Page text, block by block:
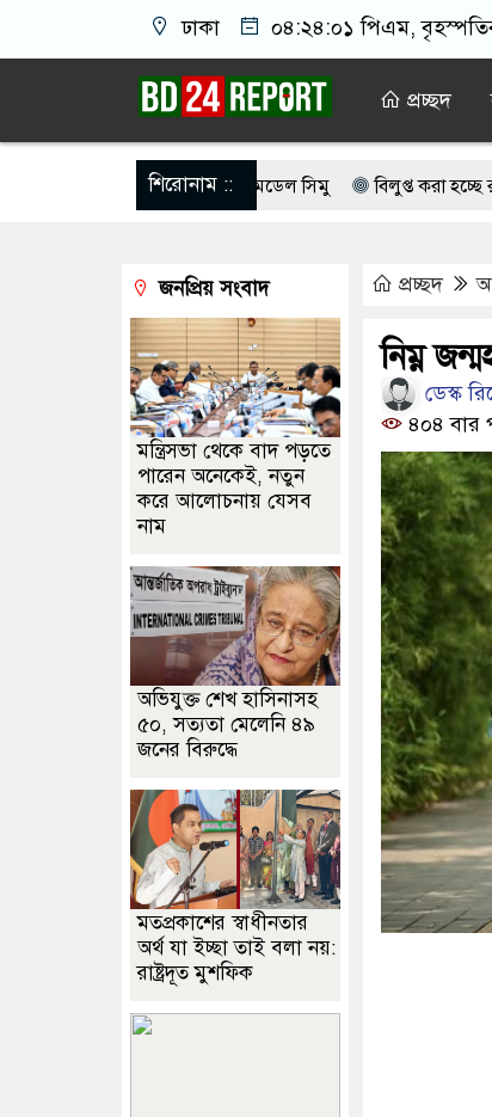
ঢাকা ০৪:২৪:০২ পিএম,
প্রচ্ছদ
শিরোনাম ::
মামলায় গ্রেপ্তার মডেল সিমু বিলুপ্ত করা হচ্ছে র‍্যাব, আসছে
ন্যারেটিভ’ পুরনো রাজনীতি : পররাষ্ট্র প্রতিমন্ত্রী
ডেকেছে এনসিপি লেস্টার সিটি ছেড়ে নতুন ঠিকানায় যাচ্ছেন
প্রচ্ছদ
নিম্ন
ডেস্ক
৪০৪ বার
জনপ্রিয় সংবাদ
মন্ত্রিসভা থেকে বাদ পড়তে
পারেন অনেকেই, নতুন
করে আলোচনায় যেসব
নাম
অভিযুক্ত শেখ হাসিনাসহ
৫০, সত্যতা মেলেনি ৪৯
জনের বিরুদ্ধে
মতপ্রকাশের স্বাধীনতার
অর্থ যা ইচ্ছা তাই বলা নয়:
রাষ্ট্রদূত মুশফিক